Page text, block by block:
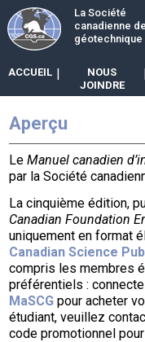
La Société
canadienne de
géotechnique
ACCUEIL |
NOUS
JOINDRE
Aperçu
LeManuel canadien
par la Société
La cinquième édition,
Canadian Foundation
uniquement en format
Canadian Science
compris les membres
préférentiels :
MaSCG pour acheter
étudiant, veuillez
code promotionnel